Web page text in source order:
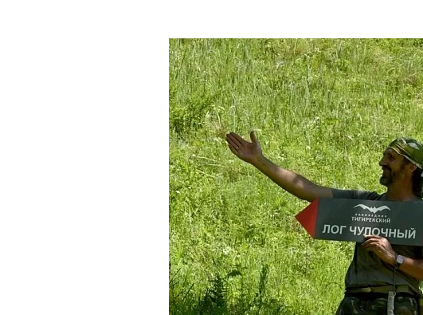
Придорожные кафе
Новости
Что
Другие рубрики
Реестр туроператоров